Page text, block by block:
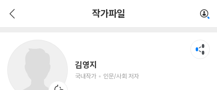
작가파일
김영지
국내작가 인문/사회 저자
인문/사회 저자